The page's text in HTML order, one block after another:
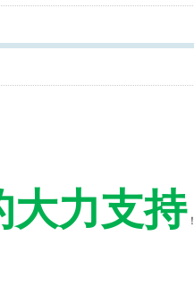
大力支持